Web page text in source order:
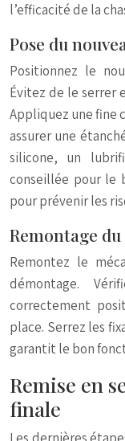
l’efficacité de la
Pose du
Positionnez le
Évitez de le serrer
Appliquez une fine
assurer une
silicone, un
conseillée pour le
pour prévenir les
Remontage
Remontez le
démontage.
correctement
place. Serrez les
garantit le bon
Remise en
finale